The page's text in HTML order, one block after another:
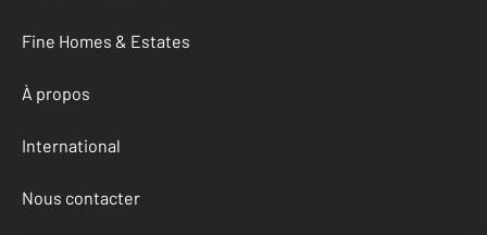
Fine Homes & Estates
À propos
International
Nous contacter